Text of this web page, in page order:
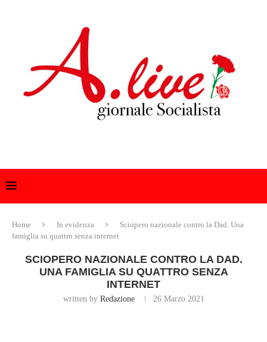
Home In evidenza
Sciopero nazionale contro la Dad. Una
famiglia su quattro senza internet
SCIOPERO NAZIONALE CONTRO LA DAD.
UNA FAMIGLIA SU QUATTRO SENZA
INTERNET
written by Redazione 26 Marzo 2021